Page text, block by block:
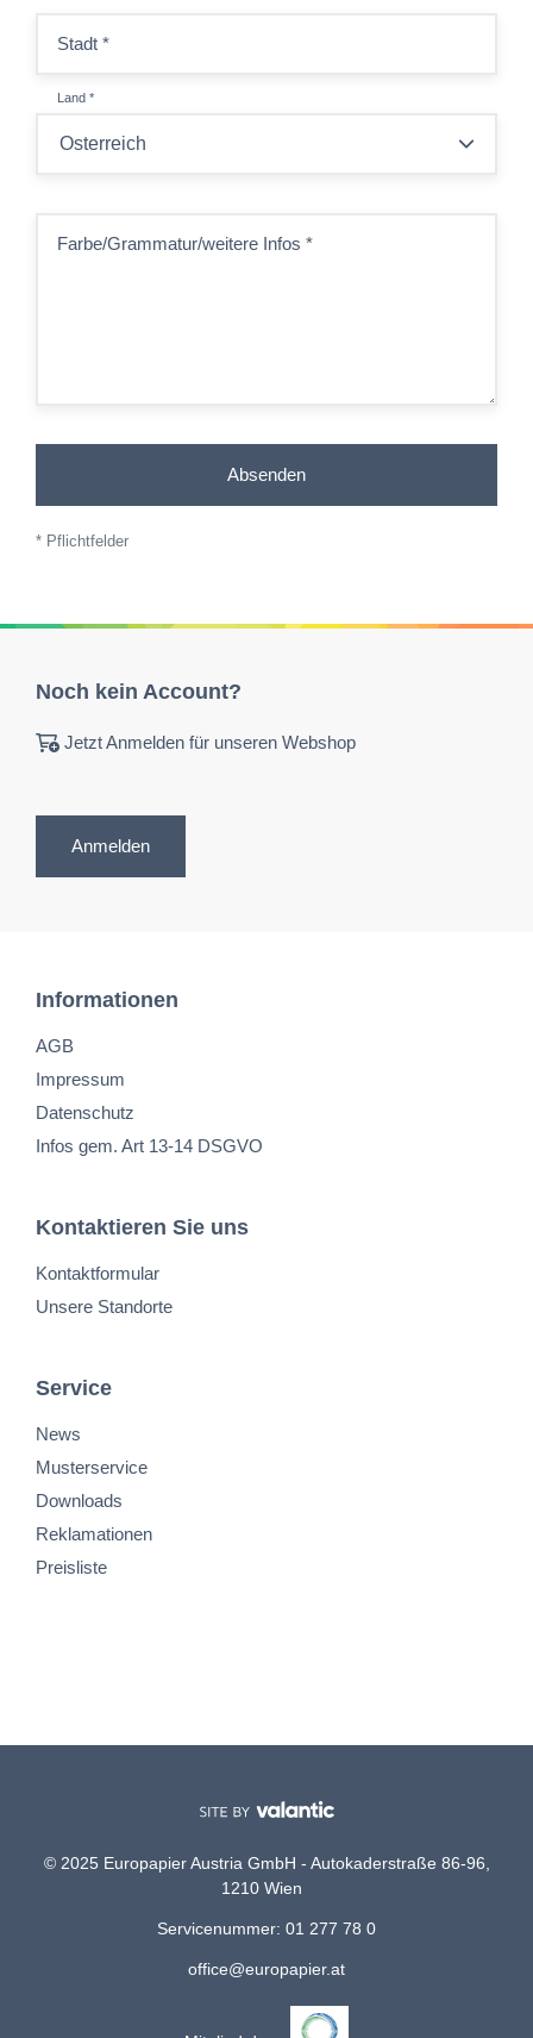
Stadt *
Land *
Farbe/Grammatur/weitere Infos *
Absenden
* Pflichtfelder
Noch kein Account?
Jetzt Anmelden für unseren Webshop
Anmelden
Informationen
AGB
Impressum
Datenschutz
Infos gem. Art 13-14 DSGVO
Kontaktieren Sie uns
Kontaktformular
Unsere Standorte
Service
News
Musterservice
Downloads
Reklamationen
Preisliste
© 2025 Europapier Austria GmbH - Autokaderstraße 86-96,
1210 Wien
Servicenummer: 01 277 78 0
office@europapier.at